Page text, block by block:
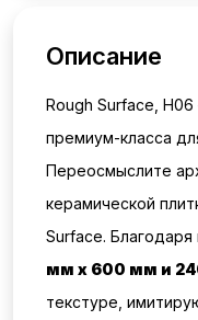
Описание
Rough Surface, H06
премиум-класса
Переосмыслите
керамической
Surface.
мм x 600 мм и
текстуре,